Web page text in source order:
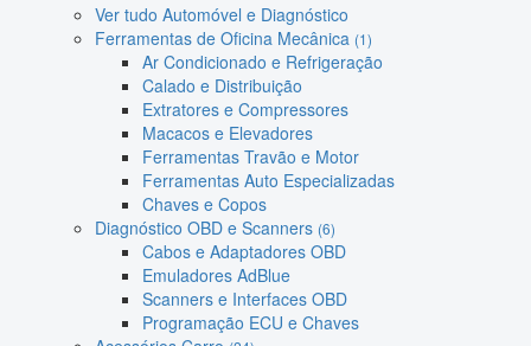
Ver tudo Automóvel e Diagnóstico
Ferramentas de Oficina Mecânica (1)
Ar Condicionado e Refrigeração
Calado e Distribuição
Extratores e Compressores
Macacos e Elevadores
Ferramentas Travão e Motor
Ferramentas Auto Especializadas
Chaves e Copos
Diagnóstico OBD e Scanners (6)
Cabos e Adaptadores OBD
Emuladores AdBlue
Scanners e Interfaces OBD
Programação ECU e Chaves